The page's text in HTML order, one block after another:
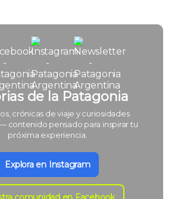
de la Patagonia
crónicas de viaje y curiosidades
contenido pensado para inspirar tu
próxima experiencia.
Explora en Instagram